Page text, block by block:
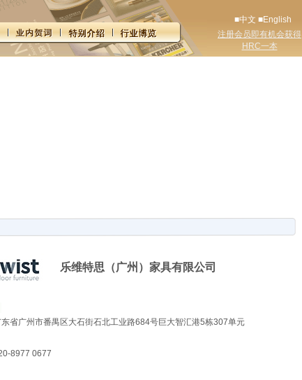
■中文 ■English
注册会员即有机会获得
HRC一本
乐维特思（广州）家具有限公司
东省广州市番禺区大石街石北工业路684号巨大智汇港5栋307单元
8977 0677